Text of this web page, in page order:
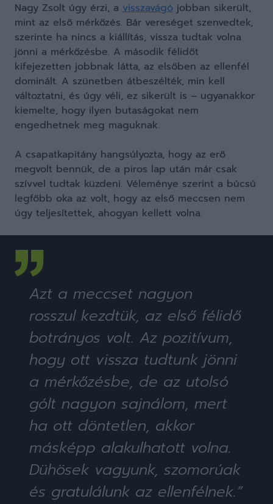
Nagy Zsolt úgy érzi, a visszavágó jobban sikerült,
mint az első mérkőzés. Bár vereséget szenvedtek,
szerinte ha nincs a kiállítás, vissza tudtak volna
jönni a mérkőzésbe. A második félidőt
kifejezetten jobbnak látta, az elsőben az ellenfél
dominált. A szünetben átbeszélték, min kell
változtatni, és úgy véli, ez sikerült is – ugyanakkor
kiemelte, hogy ilyen butaságokat nem
engedhetnek meg maguknak.
A csapatkapitány hangsúlyozta, hogy az erő
megvolt bennük, de a piros lap után már csak
szívvel tudtak küzdeni. Véleménye szerint a búcsú
legfőbb oka az volt, hogy az első meccsen nem
úgy teljesítettek, ahogyan kellett volna.
Azt a meccset nagyon
rosszul kezdtük, az első félidő
botrányos volt. Az pozitívum,
hogy ott vissza tudtunk jönni
a mérkőzésbe, de az utolsó
gólt nagyon sajnálom, mert
ha ott döntetlen, akkor
másképp alakulhatott volna.
Dühösek vagyunk, szomorúak
és gratulálunk az ellenfélnek.”